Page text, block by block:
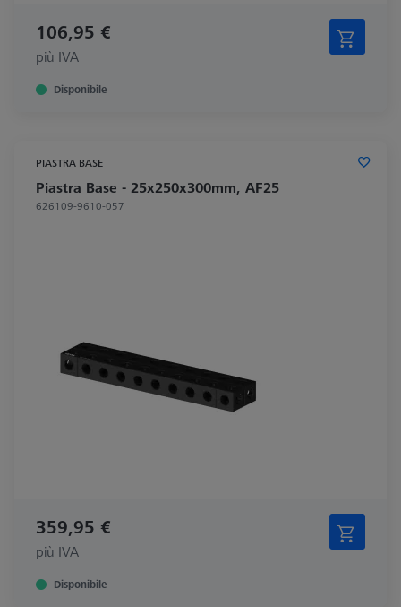
106,95 €
più IVA
Disponibile
PIASTRA BASE
Piastra Base - 25x250x300mm, AF25
626109-9610-057
359,95 €
più IVA
Disponibile